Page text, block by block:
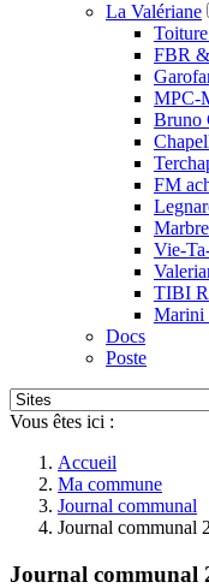
La Valériane
FBR
MPC-
Bruno
FM
Vie-
TIBI
Marini
Docs
Poste
Vous êtes ici :
Accueil
Ma commune
Journal communal
Journal communal
Journal communal